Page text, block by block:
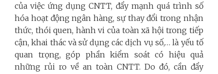
của việc ứng dụng CNTT, đẩy mạnh quá trình số
hóa hoạt động ngân hàng, sự thay đổi trong nhận
thức, thói quen, hành vi của toàn xã hội trong tiếp
cận, khai thác và sử dụng các dịch vụ số,… là yếu tố
quan trọng, góp phần kiểm soát có hiệu quả
những rủi ro về an toàn CNTT. Do đó, cần đẩy